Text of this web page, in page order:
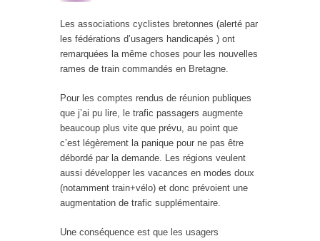
Les associations cyclistes bretonnes (alerté par
les fédérations d’usagers handicapés ) ont
remarquées la même choses pour les nouvelles
rames de train commandés en Bretagne.
Pour les comptes rendus de réunion publiques
que j’ai pu lire, le trafic passagers augmente
beaucoup plus vite que prévu, au point que
c’est légèrement la panique pour ne pas être
débordé par la demande. Les régions veulent
aussi développer les vacances en modes doux
(notamment train+vélo) et donc prévoient une
augmentation de trafic supplémentaire.
Une conséquence est que les usagers